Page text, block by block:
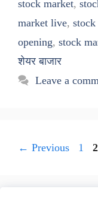
stock market,
market live,
opening, stock
शेयर बाजार
Leave a
← Previous Page
1 2